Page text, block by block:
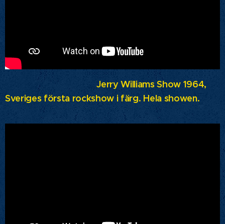
Jerry Williams Show 1964,
Sveriges första rockshow i färg. Hela showen.